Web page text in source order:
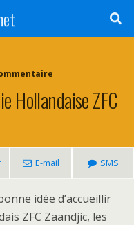
Hollandaise ZFC
E-mail SMS
idée d’accueillir
ZFC Zaandjic, les